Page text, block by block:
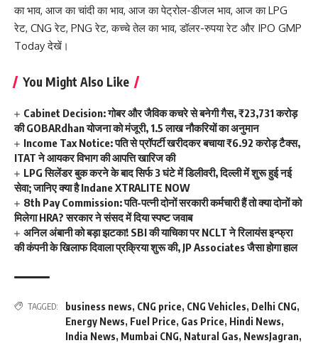
का भाव, आज का चांदी का भाव, आज का पेट्रोल-डीजल भाव, आज का LPG
रेट, CNG रेट, PNG रेट,कच्चे तेल का भाव,डॉलर-रुपया रेट और IPO GMP
Todayदेखें।
You Might Also Like
Cabinet Decision: गोबर और जैविक कचरे से बनेगी गैस, ₹23,731 करोड़
की GOBARdhan योजना को मंजूरी, 1.5 लाख नौकरियों का अनुमान
Income Tax Notice: पति से प्रॉपर्टी खरीदकर बचाया ₹6.92 करोड़ टैक्स,
ITAT ने आयकर विभाग की आपत्ति खारिज की
LPG सिलेंडर बुक करने के बाद सिर्फ 3 घंटे में डिलीवरी, दिल्ली में शुरू हुई नई
सेवा; जानिए क्या है Indane XTRALITE NOW
8th Pay Commission: पति-पत्नी दोनों सरकारी कर्मचारी हैं तो क्या दोनों को
मिलेगा HRA? सरकार ने संसद में दिया स्पष्ट जवाब
अनिल अंबानी को बड़ा झटका! SBI की याचिका पर NCLT ने रिलायंस इन्फ्रा
की कंपनी के खिलाफ दिवाला प्रक्रिया शुरू की, JP Associates जैसा होगा हाल
TAGGED: business news, CNG price, CNG Vehicles, Delhi CNG,
Energy News, Fuel Price, Gas Price, Hindi News,
India News, Mumbai CNG, Natural Gas, NewsJagran,